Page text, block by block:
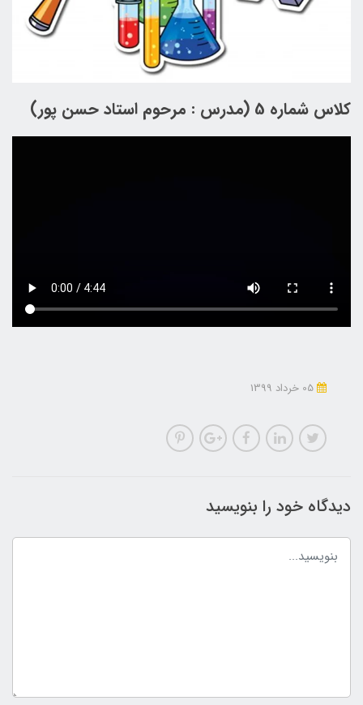
کلاس شماره 5 (مدرس : مرحوم استاد حسن پور)
دیدگاه خود را بنویسید